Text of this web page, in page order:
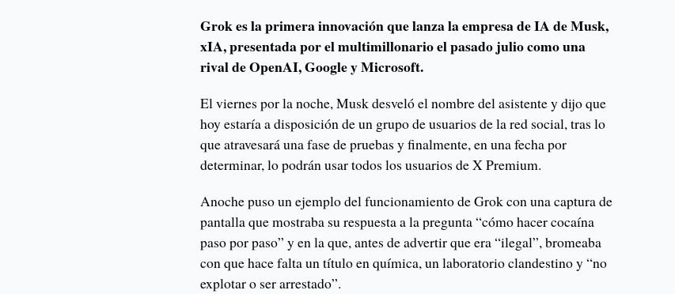
Grok es la primera innovación que lanza la empresa de IA de Musk,
xIA, presentada por el multimillonario el pasado julio como una
rival de OpenAI, Google y Microsoft.
El viernes por la noche, Musk desveló el nombre del asistente y dijo que
hoy estaría a disposición de un grupo de usuarios de la red social, tras lo
que atravesará una fase de pruebas y finalmente, en una fecha por
determinar, lo podrán usar todos los usuarios de X Premium.
Anoche puso un ejemplo del funcionamiento de Grok con una captura de
pantalla que mostraba su respuesta a la pregunta “cómo hacer cocaína
paso por paso” y en la que, antes de advertir que era “ilegal”, bromeaba
con que hace falta un título en química, un laboratorio clandestino y “no
explotar o ser arrestado”.